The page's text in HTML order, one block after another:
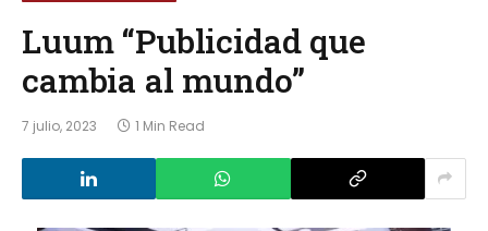
Luum “Publicidad que
cambia al mundo”
7 julio, 2023 1 Min Read